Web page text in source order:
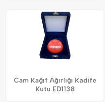
Cam Kağıt Ağırlığı Kadife
Kutu ED1138